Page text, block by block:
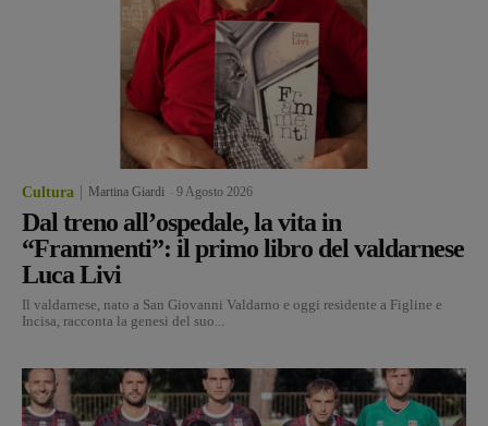
Cultura Martina Giardi 9 Agosto 2026
Dal treno all’ospedale, la vita in
“Frammenti”: il primo libro del valdarnese
Luca Livi
Il valdarnese, nato a San Giovanni Valdarno e oggi residente a Figline e
Incisa, racconta la genesi del suo...